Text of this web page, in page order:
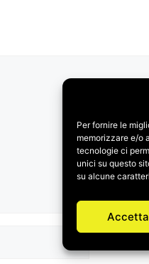
Per fornire le
memorizzare e/o
tecnologie ci
unici su questo
su alcune
Accetta